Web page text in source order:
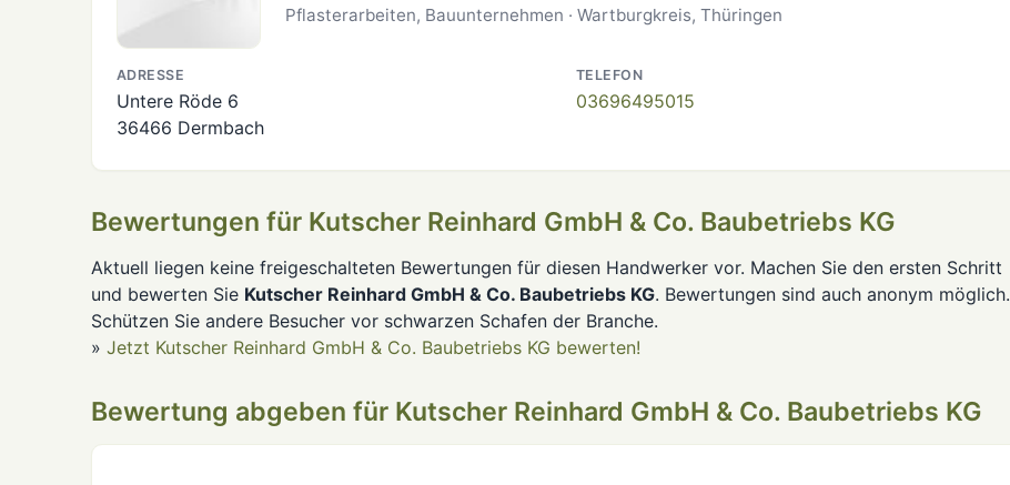
Pflasterarbeiten, Bauunternehmen · Wartburgkreis, Thüringen
ADRESSE
Untere Röde 6
36466 Dermbach
TELEFON
03696495015
Bewertungen für Kutscher Reinhard GmbH & Co. Baubetriebs KG
Aktuell liegen keine freigeschalteten Bewertungen für diesen Handwerker vor. Machen Sie den ersten Schritt
und bewerten Sie Kutscher Reinhard GmbH & Co. Baubetriebs KG. Bewertungen sind auch anonym möglich.
Schützen Sie andere Besucher vor schwarzen Schafen der Branche.
» Jetzt Kutscher Reinhard GmbH & Co. Baubetriebs KG bewerten!
Bewertung abgeben für Kutscher Reinhard GmbH & Co. Baubetriebs KG